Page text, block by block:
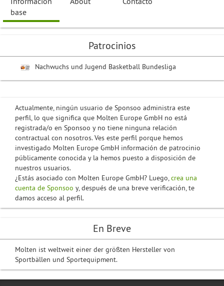
base
Actualmente, ningún usuario de Sponsoo administra este
perfil, lo que significa que Molten Europe GmbH no está
registrada/o en Sponsoo y no tiene ninguna relación
contractual con nosotros. Ves este perfil porque hemos
investigado Molten Europe GmbH información de patrocinio
públicamente conocida y la hemos puesto a disposición de
nuestros usuarios.
¿Estás asociado con Molten Europe GmbH? Luego,crea una
cuenta de Sponsoo y, después de una breve verificación, te
damos acceso al perfil.
En Breve
Molten ist weltweit einer der größten Hersteller von
Sportbällen und Sportequipment.
Patrocinios
Nachwuchs und Jugend Basketball Bundesliga